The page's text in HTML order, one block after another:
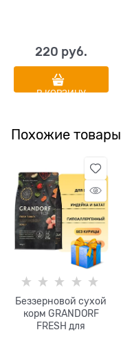
220 руб.
В КОРЗИНУ
Похожие товары
Беззерновой cухой
корм GRANDORF
FRESH для